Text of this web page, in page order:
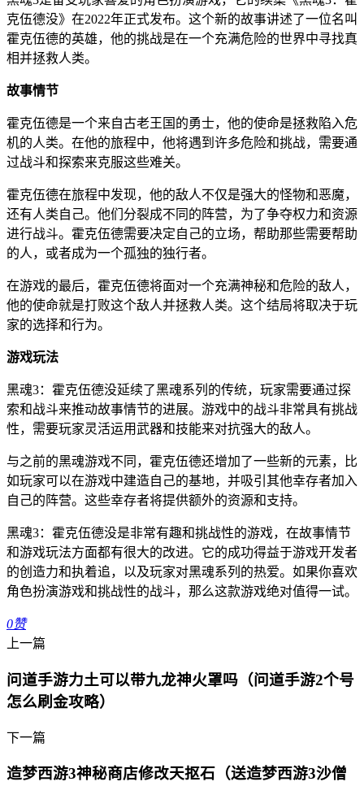
克伍德没》在2022年正式发布。这个新的故事讲述了一位名叫
霍克伍德的英雄，他的挑战是在一个充满危险的世界中寻找真
相并拯救人类。
故事情节
霍克伍德是一个来自古老王国的勇士，他的使命是拯救陷入危
机的人类。在他的旅程中，他将遇到许多危险和挑战，需要通
过战斗和探索来克服这些难关。
霍克伍德在旅程中发现，他的敌人不仅是强大的怪物和恶魔，
还有人类自己。他们分裂成不同的阵营，为了争夺权力和资源
进行战斗。霍克伍德需要决定自己的立场，帮助那些需要帮助
的人，或者成为一个孤独的独行者。
在游戏的最后，霍克伍德将面对一个充满神秘和危险的敌人，
他的使命就是打败这个敌人并拯救人类。这个结局将取决于玩
家的选择和行为。
游戏玩法
黑魂3：霍克伍德没延续了黑魂系列的传统，玩家需要通过探
索和战斗来推动故事情节的进展。游戏中的战斗非常具有挑战
性，需要玩家灵活运用武器和技能来对抗强大的敌人。
与之前的黑魂游戏不同，霍克伍德还增加了一些新的元素，比
如玩家可以在游戏中建造自己的基地，并吸引其他幸存者加入
自己的阵营。这些幸存者将提供额外的资源和支持。
黑魂3：霍克伍德没是非常有趣和挑战性的游戏，在故事情节
和游戏玩法方面都有很大的改进。它的成功得益于游戏开发者
的创造力和执着追，以及玩家对黑魂系列的热爱。如果你喜欢
角色扮演游戏和挑战性的战斗，那么这款游戏绝对值得一试。
0赞
上一篇
问道手游力土可以带九龙神火罩吗（问道手游2个号
怎么刷金攻略）
下一篇
造梦西游3神秘商店修改天抠石（送造梦西游3沙僧